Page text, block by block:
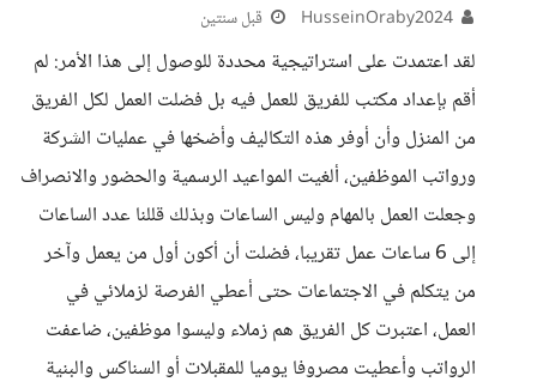
قبل سنتين
لقد اعتمدت على استراتيجية محددة للوصول إلى هذا الأمر: لم
أقم بإعداد مكتب للفريق للعمل فيه بل فضلت العمل لكل الفريق
من المنزل وأن أوفر هذه التكاليف وأضخها في عمليات الشركة
ورواتب الموظفين، ألغيت المواعيد الرسمية والحضور والانصراف
وجعلت العمل بالمهام وليس الساعات وبذلك قللنا عدد الساعات
إلى 6 ساعات عمل تقريبا، فضلت أن أكون أول من يعمل وآخر
من يتكلم في الاجتماعات حتى أعطي الفرصة لزملائي في
العمل، اعتبرت كل الفريق هم زملاء وليسوا موظفين، ضاعفت
الرواتب وأعطيت مصروفا يوميا للمقبلات أو السناكس والبنية